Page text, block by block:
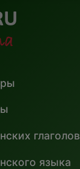
глаголов
языка